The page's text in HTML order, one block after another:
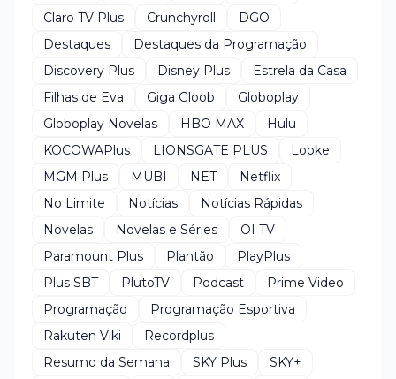
Claro TV Plus
Crunchyroll
DGO
Destaques
Destaques da Programação
Discovery Plus
Disney Plus
Estrela da Casa
Filhas de Eva
Giga Gloob
Globoplay
Globoplay Novelas
HBO MAX
Hulu
KOCOWAPlus
LIONSGATE PLUS
Looke
MGM Plus
MUBI NET
Netflix
No Limite
Notícias
Notícias Rápidas
Novelas
Novelas e Séries
OI TV
Paramount Plus
Plantão
PlayPlus
Plus SBT
PlutoTV Podcast
Prime Video
Programação
Programação Esportiva
Rakuten Viki
Recordplus
Resumo da Semana
SKY Plus
SKY+